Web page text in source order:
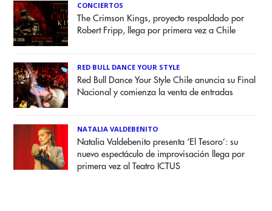
CONCIERTOS
The Crimson Kings, proyecto respaldado por
Robert Fripp, llega por primera vez a Chile
RED BULL DANCE YOUR STYLE
Red Bull Dance Your Style Chile anuncia su Final
Nacional y comienza la venta de entradas
NATALIA VALDEBENITO
Natalia Valdebenito presenta ‘El Tesoro’: su
nuevo espectáculo de improvisación llega por
primera vez al Teatro ICTUS